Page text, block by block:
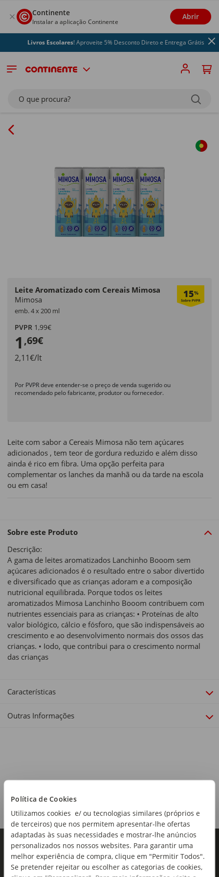
Política de Cookies
Utilizamos cookies e/ ou tecnologias similares (próprios e
de terceiros) que nos permitem apresentar-lhe ofertas
adaptadas às suas necessidades e mostrar-lhe anúncios
personalizados nos nossos websites. Para garantir uma
melhor experiência de compra, clique em "Permitir Todos".
Se pretender rejeitar ou escolher as categorias de cookies,
Continente
Instalar a aplicação Continente
Abrir
Livros Escolares! Aproveite 5% Desconto Direto e Entrega Grátis
O que procura?
Leite Aromatizado com Cereais Mimosa 15%
Mimosa
emb. 4 x 200 ml
PVPR 1,99€
1 ,69€
2,11€/lt
Por PVPR deve entender-se o preço de venda sugerido ou
recomendado pelo fabricante, produtor ou fornecedor.
Leite com sabor a Cereais Mimosa não tem açúcares
adicionados , tem teor de gordura reduzido e além disso
ainda é rico em fibra. Uma opção perfeita para
complementar os lanches da manhã ou da tarde na escola
ou em casa!
Sobre este Produto
Descrição:
A gama de leites aromatizados Lanchinho Booom sem
açúcares adicionados é o resultado entre o sabor divertido
e diversificado que as crianças adoram e a composição
nutricional equilibrada. Porque todos os leites
aromatizados Mimosa Lanchinho Booom contribuem com
nutrientes essenciais para as crianças: • Proteínas de alto
valor biológico, cálcio e fósforo, que são indispensáveis ao
crescimento e ao desenvolvimento normais dos ossos das
crianças. • Iodo, que contribui para o crescimento normal
das crianças
Características
Outras Informações